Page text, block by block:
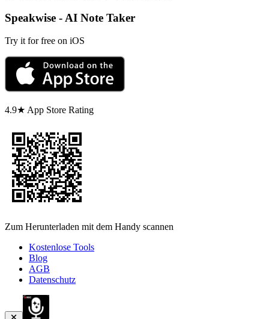
Speakwise - AI Note Taker
Try it for free on iOS
4.9★ App Store Rating
Zum Herunterladen mit dem Handy scannen
Kostenlose Tools
Blog
AGB
Datenschutz